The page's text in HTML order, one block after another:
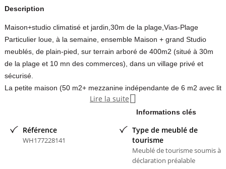
Description
Maison+studio climatisé et jardin,30m de la plage,Vias-Plage
Particulier loue, à la semaine, ensemble Maison + grand Studio
meublés, de plain-pied, sur terrain arboré de 400m2 (situé à 30m
de la plage et 10 mn des commerces), dans un village privé et
sécurisé.
La petite maison (50 m2+ mezzanine indépendante de 6 m2 avec lit
140 ) est composée d'une salle de séjour (canapé 2 places
convertible, TV...), un coin cuisine ( réfrigérateur/congélateur, lave-
vaisselle, gazinière, micro_ondes...), une chambre (lit 160,
commode, placard), une salle d'eau (douche, WC, lave-linge).
Le grand studio adjacent (28 m2 + mezzanine) a ses entrées sud et
Lire la suite 
Informations clés
Référence
WH177228141
Type de meublé de
tourisme
Meublé de tourisme soumis à
déclaration préalable